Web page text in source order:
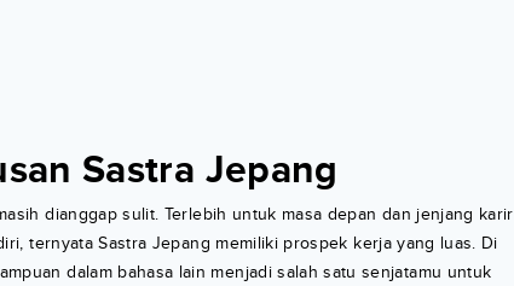
Sastra Jepang
dianggap sulit. Terlebih untuk masa depan dan jenjang karir
ternyata Sastra Jepang memiliki prospek kerja yang luas. Di
dalam bahasa lain menjadi salah satu senjatamu untuk